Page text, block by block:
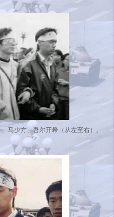
马少方、吾尔开希（从左至右）。